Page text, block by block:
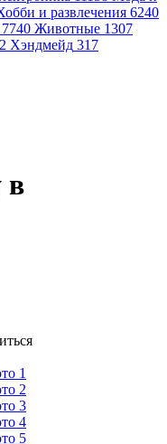
и развлечения 6240
7740 Животные 1307
Хэндмейд 317
в